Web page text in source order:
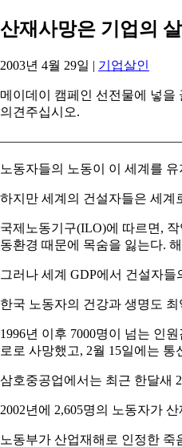
산재사망은 기업의
2003년 4월 29일 | 기업살인
메이데이 캠페인 선전물에 넣을
의견주십시오.
노동자들의 노동이 이 세계를
하지만 세계의 건설자들은 세계
국제노동기구(ILO)에 따르면,
동환경 때문에 목숨을 잃는다.
그러나 세계 GDP에서 건설자
한국 노동자의 건강과 생명도
1996년 이후 7000명이 넘는 인
로로 사망했고, 2월 15일에는
삼호중공업에서는 최근 한달새
2002년에 2,605명의 노동자가
노동부가 산업재해로 인정한